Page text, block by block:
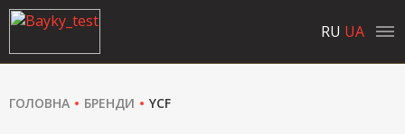
RU UA
ГОЛОВНА БРЕНДИ YCF